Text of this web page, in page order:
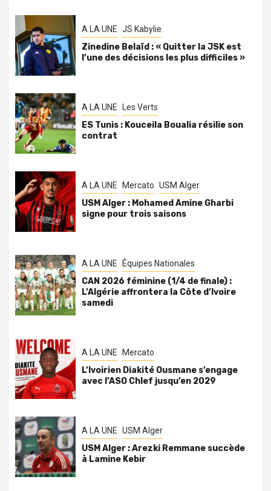
A LA UNE JS Kabylie
Zinedine Belaïd : « Quitter la JSK est
l’une des décisions les plus difficiles »
A LA UNE Les Verts
ES Tunis : Kouceila Boualia résilie son
contrat
A LA UNE Mercato USM Alger
USM Alger : Mohamed Amine Gharbi
signe pour trois saisons
A LA UNE Équipes Nationales
CAN 2026 féminine (1/4 de finale) :
L’Algérie affrontera la Côte d’Ivoire
samedi
A LA UNE Mercato
L’Ivoirien Diakité Ousmane s’engage
avec l’ASO Chlef jusqu’en 2029
A LA UNE USM Alger
USM Alger : Arezki Remmane succède
à Lamine Kebir